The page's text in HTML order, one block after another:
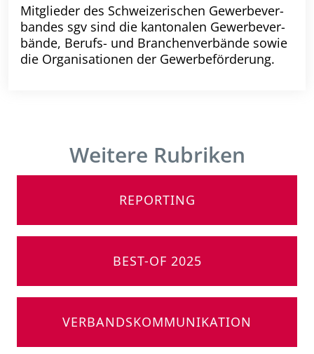
Mitglieder des Schweizerischen Gewer­be­­ver­
bandes sgv sind die kantonalen Gewerbe­ver­
bände, Berufs- und Bran­chen­verbände sowie
die Organisationen der Gewerbeförderung.
Weitere Rubriken
REPORTING
BEST-OF 2025
VERBANDSKOMMUNIKATION